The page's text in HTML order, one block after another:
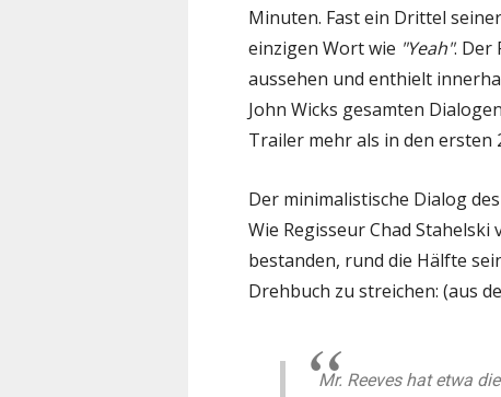
Minuten. Fast ein Drittel
einzigen Wort wie "Yeah". Der
aussehen und enthielt
John Wicks gesamten
Trailer mehr als in den ersten
Der minimalistische Dialog
Wie Regisseur Chad
bestanden, rund die Hälfte
Drehbuch zu streichen: (aus
Mr. Reeves hat etwa